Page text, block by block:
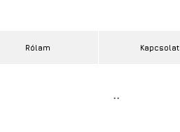
Rólam Kapcsolat
..